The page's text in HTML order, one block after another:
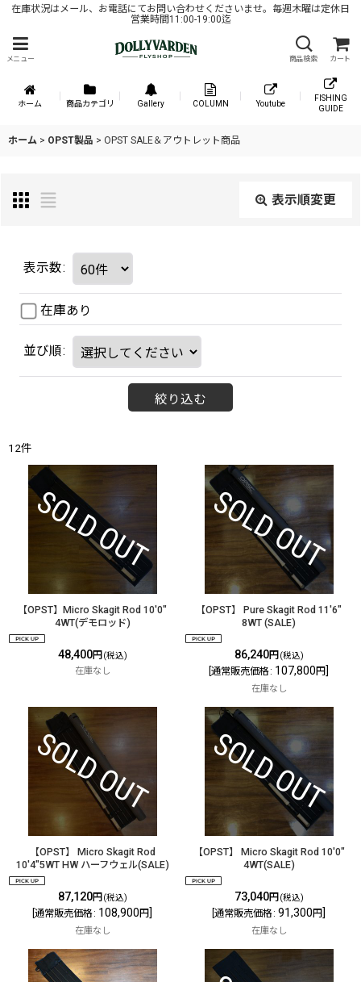
在庫状況はメール、お電話にてお問い合わせくださいませ。毎週木曜は定休日
営業時間11:00-19:00迄
メニュー 商品検索 カート
ホーム 商品カテゴリ Gallery COLUMN Youtube
FISHING
GUIDE
ホーム > OPST製品 > OPST SALE＆アウトレット商品
表示順変更
表示数:
在庫あり
並び順:
絞り込む
12件
【OPST】Micro Skagit Rod 10'0"
4WT(デモロッド)
48,400円 (税込)
在庫なし
【OPST】 Pure Skagit Rod 11'6"
8WT (SALE)
86,240円 (税込)
通常販売価格: 107,800 円 ]
在庫なし
【OPST】 Micro Skagit Rod
10'4"5WT HW ハーフウェル(SALE)
87,120円 (税込)
通常販売価格: 108,900 円 ]
在庫なし
【OPST】 Micro Skagit Rod 10'0"
4WT(SALE)
73,040円 (税込)
通常販売価格: 91,300 円 ]
在庫なし